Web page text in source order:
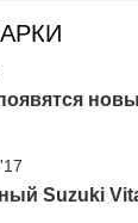
Suzuki